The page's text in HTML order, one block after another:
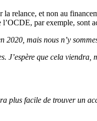
relance, et non au
par exemple, sont
mais nous n’y
J’espère que cela viendra,
plus facile de trouver un